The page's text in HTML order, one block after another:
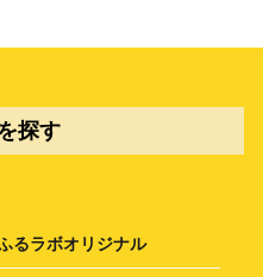
探す
るラボオリジナル